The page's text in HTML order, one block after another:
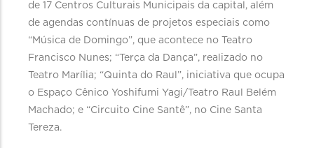
de 17 Centros Culturais Municipais da capital, além
de agendas contínuas de projetos especiais como
“Música de Domingo”, que acontece no Teatro
Francisco Nunes; “Terça da Dança”, realizado no
Teatro Marília; “Quinta do Raul”, iniciativa que ocupa
o Espaço Cênico Yoshifumi Yagi/Teatro Raul Belém
Machado; e “Circuito Cine Santê”, no Cine Santa
Tereza.